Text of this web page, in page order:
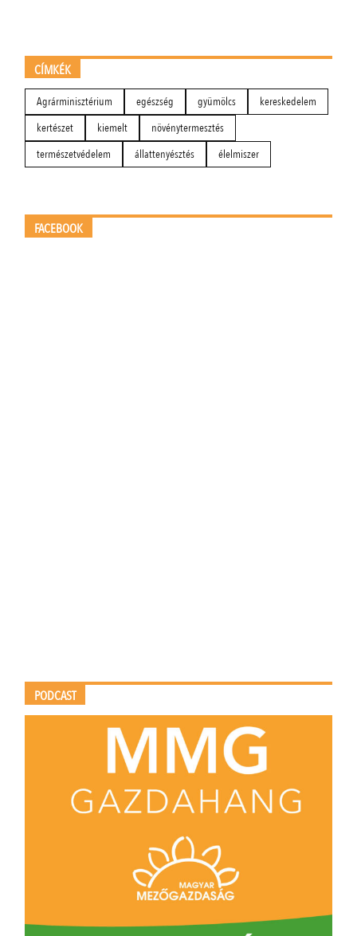
CÍMKÉK
Agrárminisztérium egészség gyümölcs
kereskedelem
kertészet
kiemelt
növénytermesztés
természetvédelem
állattenyésztés élelmiszer
FACEBOOK
PODCAST